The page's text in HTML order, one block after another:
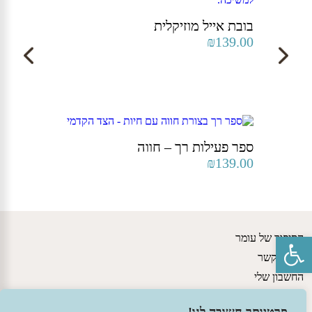
פתח סרגל נגישות
בובת אייל מוזיקלית
₪139.00
ספר פעילות רך – חווה
₪139.00
הסיפור של עומר
יצירת קשר
החשבון שלי